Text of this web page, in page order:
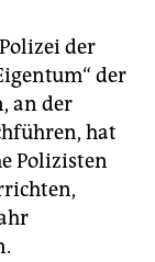
der
der
an der
hat
Polizisten